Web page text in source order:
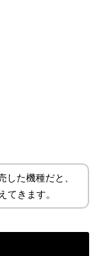
した機種だと、
てきます。